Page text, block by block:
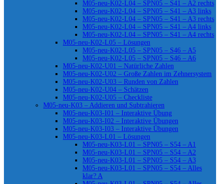
M05-neu-K02-L04 – SPN05 – S41 – A2 rechts
M05-neu-K02-L04 – SPN05 – S41 – A3 links
M05-neu-K02-L04 – SPN05 – S41 – A3 rechts
M05-neu-K02-L04 – SPN05 – S41 – A4 links
M05-neu-K02-L04 – SPN05 – S41 – A4 rechts
M05-neu-K02-L05 – Lösungen
M05-neu-K02-L05 – SPN05 – S46 – A5
M05-neu-K02-L05 – SPN05 – S46 – A6
M05-neu-K02-U01 – Natürliche Zahlen
M05-neu-K02-U02 – Große Zahlen im Zehnersystem
M05-neu-K02-U03 – Runden von Zahlen
M05-neu-K02-U04 – Schätzen
M05-neu-K02-U05 – Checkliste
M05-neu-K03 – Addieren und Subtrahieren
M05-neu-K03-I01 – Interaktive Übung
M05-neu-K03-I02 – Interaktive Übungen
M05-neu-K03-I03 – Interaktive Übungen
M05-neu-K03-L01 – Lösungen
M05-neu-K03-L01 – SPN05 – S54 – A1
M05-neu-K03-L01 – SPN05 – S54 – A2
M05-neu-K03-L01 – SPN05 – S54 – A3
M05-neu-K03-L01 – SPN05 – S54 – Alles
klar? A